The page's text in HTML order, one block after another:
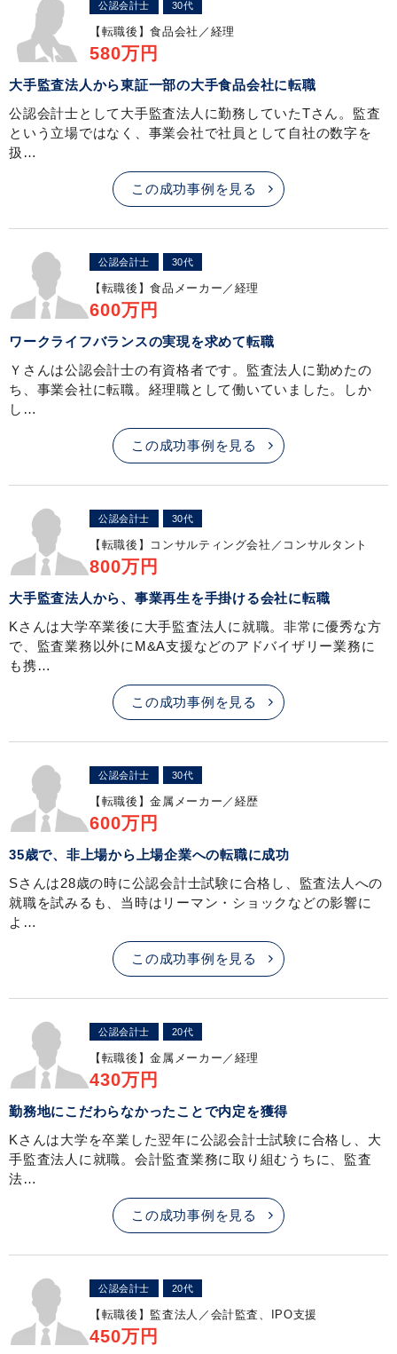
公認会計士 30代
【転職後】食品会社／経理
580万円
大手監査法人から東証一部の大手食品会社に転職
公認会計士として大手監査法人に勤務していたTさん。監査
という立場ではなく、事業会社で社員として自社の数字を
扱…
この成功事例を見る
公認会計士 30代
【転職後】食品メーカー／経理
600万円
ワークライフバランスの実現を求めて転職
Ｙさんは公認会計士の有資格者です。監査法人に勤めたの
ち、事業会社に転職。経理職として働いていました。しか
し…
この成功事例を見る
公認会計士 30代
【転職後】 コンサルティング会社／コンサルタント
800万円
大手監査法人から、事業再生を手掛ける会社に転職
Kさんは大学卒業後に大手監査法人に就職。非常に優秀な方
で、監査業務以外にM&A支援などのアドバイザリー業務に
も携…
この成功事例を見る
公認会計士 30代
【転職後】金属メーカー／経歴
600万円
35歳で、非上場から上場企業への転職に成功
Sさんは28歳の時に公認会計士試験に合格し、監査法人への
就職を試みるも、当時はリーマン・ショックなどの影響に
よ…
この成功事例を見る
公認会計士 20代
【転職後】金属メーカー／経理
430万円
勤務地にこだわらなかったことで内定を獲得
Kさんは大学を卒業した翌年に公認会計士試験に合格し、大
手監査法人に就職。会計監査業務に取り組むうちに、監査
法…
この成功事例を見る
公認会計士 20代
【転職後】 監査法人／会計監査、IPO支援
450万円